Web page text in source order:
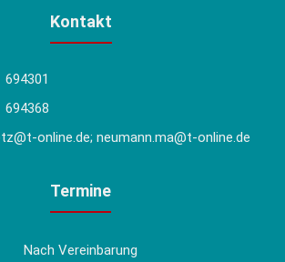
Kontakt
694301
694368
online.de; neumann.ma@t-online.de
Termine
Nach Vereinbarung